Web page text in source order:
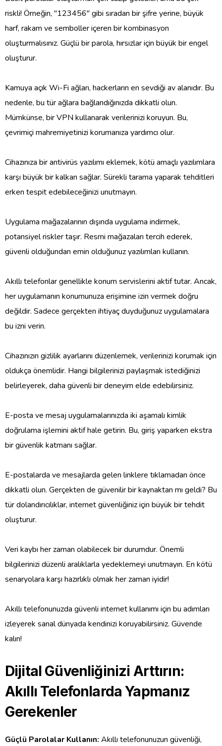
riskli! Örneğin, "123456" gibi sıradan bir şifre yerine, büyük
harf, rakam ve semboller içeren bir kombinasyon
oluşturmalısınız. Güçlü bir parola, hırsızlar için büyük bir engel
oluşturur.
Kamuya açık Wi-Fi ağları, hackerların en sevdiği av alanıdır. Bu
nedenle, bu tür ağlara bağlandığınızda dikkatli olun.
Mümkünse, bir VPN kullanarak verilerinizi koruyun. Bu,
çevrimiçi mahremiyetinizi korumanıza yardımcı olur.
Cihazınıza bir antivirüs yazılımı eklemek, kötü amaçlı yazılımlara
karşı büyük bir kalkan sağlar. Sürekli tarama yaparak tehditleri
erken tespit edebileceğinizi unutmayın.
Uygulama mağazalarının dışında uygulama indirmek,
potansiyel riskler taşır. Resmi mağazaları tercih ederek,
güvenli olduğundan emin olduğunuz yazılımları kullanın.
Akıllı telefonlar genellikle konum servislerini aktif tutar. Ancak,
her uygulamanın konumunuza erişimine izin vermek doğru
değildir. Sadece gerçekten ihtiyaç duyduğunuz uygulamalara
bu izni verin.
Cihazınızın gizlilik ayarlarını düzenlemek, verilerinizi korumak için
oldukça önemlidir. Hangi bilgilerinizi paylaşmak istediğinizi
belirleyerek, daha güvenli bir deneyim elde edebilirsiniz.
E-posta ve mesaj uygulamalarınızda iki aşamalı kimlik
doğrulama işlemini aktif hale getirin. Bu, giriş yaparken ekstra
bir güvenlik katmanı sağlar.
E-postalarda ve mesajlarda gelen linklere tıklamadan önce
dikkatli olun. Gerçekten de güvenilir bir kaynaktan mı geldi? Bu
tür dolandırıcılıklar, internet güvenliğiniz için büyük bir tehdit
oluşturur.
Veri kaybı her zaman olabilecek bir durumdur. Önemli
bilgilerinizi düzenli aralıklarla yedeklemeyi unutmayın. En kötü
senaryolara karşı hazırlıklı olmak her zaman iyidir!
Akıllı telefonunuzda güvenli internet kullanımı için bu adımları
izleyerek sanal dünyada kendinizi koruyabilirsiniz. Güvende
kalın!
Dijital Güvenliğinizi Arttırın:
Akıllı Telefonlarda Yapmanız
Gerekenler
Güçlü Parolalar Kullanın: Akıllı telefonunuzun güvenliği,